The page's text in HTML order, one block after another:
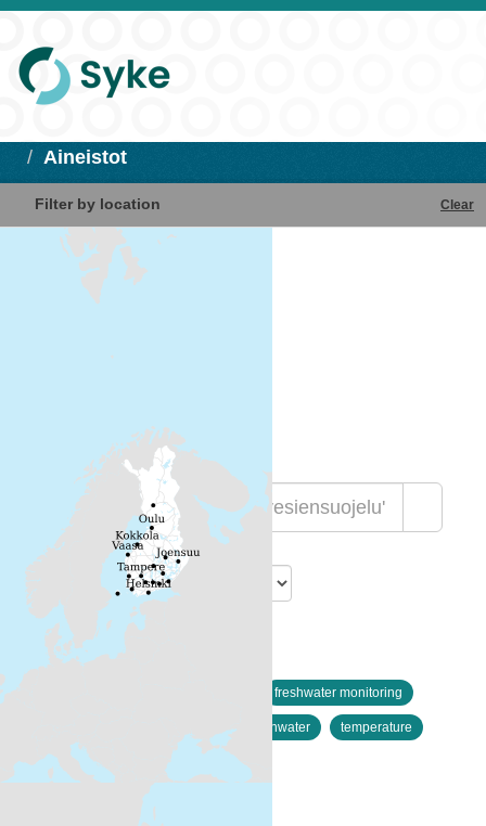
Aineistot
Filter by location Clear
Lajittelu
Löytyi 1 datasettiä
freshwater monitoring
freshwater temperature
drinking water inland water
Suodattimen tulokset